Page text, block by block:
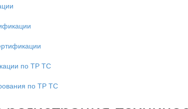
по ТР ТС
по ТР ТС